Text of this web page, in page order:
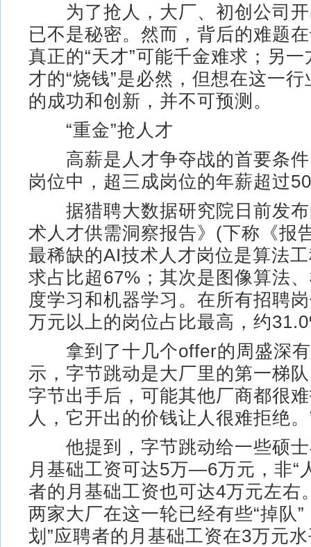
为了抢人，大厂、初创公司开
已不是秘密。然而，背后的难题
真正的“天才”可能千金难求；另
才的“烧钱”是必然，但想在这一
的成功和创新，并不可预测。
“重金”抢人才
高薪是人才争夺战的首要条件
岗位中，超三成岗位的年薪超过
据猎聘大数据研究院日前发布
术人才供需洞察报告》(下称《报
最稀缺的AI技术人才岗位是算法
求占比超67%；其次是图像算法
度学习和机器学习。在所有招聘
万元以上的岗位占比最高，约
拿到了十几个offer的周盛深有
示，字节跳动是大厂里的第一梯
字节出手后，可能其他厂商都很
人，它开出的价钱让人很难拒绝。
他提到，字节跳动给一些硕士
月基础工资可达5万—6万元，非“
者的月基础工资也可达4万元左右
两家大厂在这一轮已经有些“掉队”
划”应聘者的月基础工资在3万元